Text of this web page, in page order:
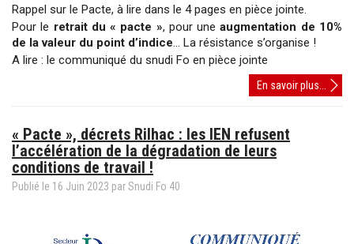
Rappel sur le Pacte, à lire dans le 4 pages en pièce jointe.
Pour le retrait du « pacte », pour uneaugmentation de 10%
de la valeur du point d’indice… La résistance s’organise !
A lire : le communiqué du snudi Fo en pièce jointe
En savoir plus...
retrait
« Pacte », décrets Rilhac : les IEN refusent
l’accélération de la dégradation de leurs
conditions de travail !
Publié le 16 Juin 2023 par Snudi Fo 40